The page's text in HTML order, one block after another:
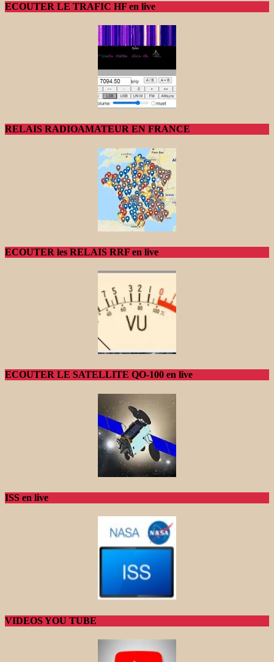
ECOUTER LE TRAFIC HF en live
RELAIS RADIOAMATEUR EN FRANCE
ECOUTER les RELAIS RRF en live
ECOUTER LE SATELLITE QO-100 en live
ISS en live
VIDEOS YOU TUBE